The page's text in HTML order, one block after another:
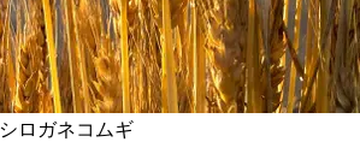
ロガネコムギ